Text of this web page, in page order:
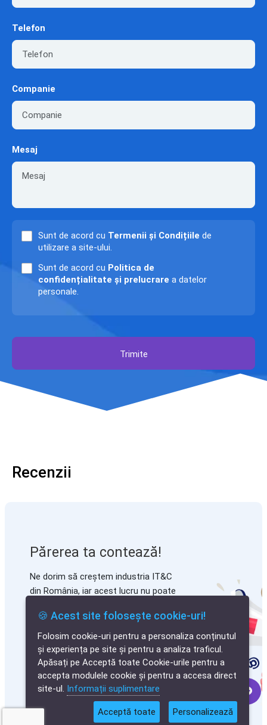
✕
Cauți o aplicație
software?
Telefon
Companie
Mesaj
Sunt de acord cu Termenii și Condițiile de
utilizare a site-ului.
Sunt de acord cu Politica de
confidențialitate și prelucrare a datelor
personale.
Trimite
Recenzii
Părerea ta contează!
Ne dorim să creștem industria IT&C
din România, iar acest lucru nu poate
transparent de evaluare.
Vă rugăm să adăugați un review
pentru aplicația Lemon POS
completând câmpurile de mai jos.
Toate informațiile de contact sunt
utilizate doar pentru validarea
feedback-ului și nu vor fi publicate!
🍪 Acest site folosește cookie-uri!
Folosim cookie-uri pentru a personaliza conținutul
și experiența pe site și pentru a analiza traficul.
Apăsați pe Acceptă toate Cookie-urile pentru a
accepta modulele cookie și pentru a accesa direct
site-ul. Informații suplimentare
Acceptă toate Personalizează